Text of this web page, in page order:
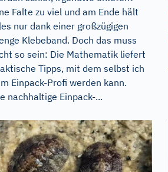
Falte zu viel und am Ende hält
nur dank einer großzügigen
Klebeband. Doch das muss
so sein: Die Mathematik liefert
Tipps, mit dem selbst ich
Einpack-Profi werden kann.
nachhaltige Einpack-...